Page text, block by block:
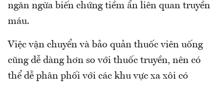
ngăn ngừa biến chứng tiềm ẩn liên quan truyền
máu.
Việc vận chuyển và bảo quản thuốc viên uống
cũng dễ dàng hơn so với thuốc truyền, nên có
thể dễ phân phối với các khu vực xa xôi có